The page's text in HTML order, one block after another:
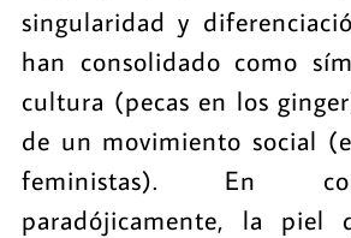
singularidad y
han consolidado como
cultura (pecas en los
de un movimiento social
feministas). En
paradójicamente, la piel